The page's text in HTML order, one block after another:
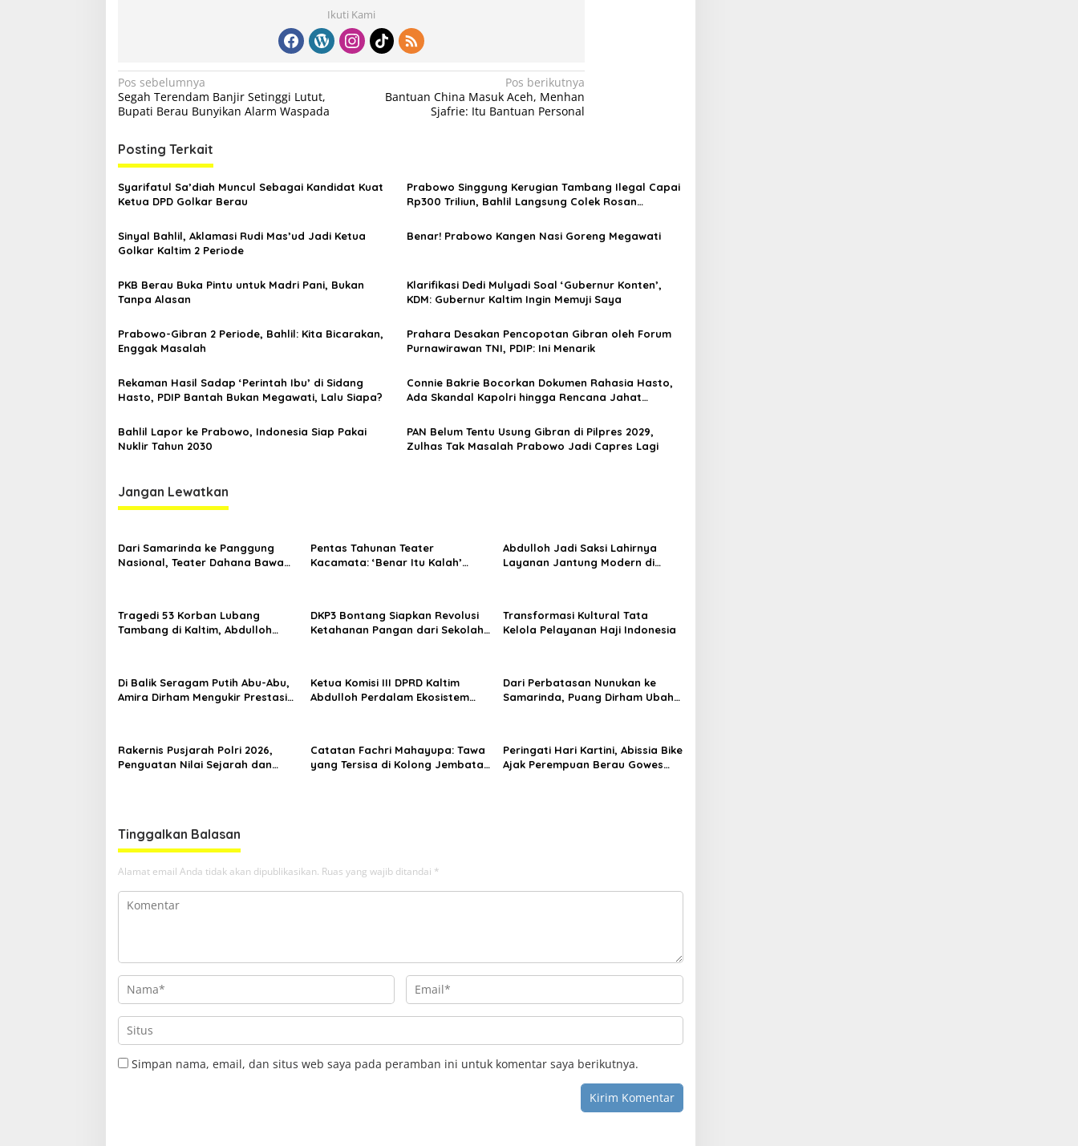
Ikuti Kami
N
a
i
g
a
i
o
s
Pos sebelumnya
Segah Terendam Banjir Setinggi Lutut,
Bupati Berau Bunyikan Alarm Waspada
Pos berikutnya
Bantuan China Masuk Aceh, Menhan
Sjafrie: Itu Bantuan Personal
Posting Terkait
Syarifatul Sa’diah Muncul Sebagai Kandidat Kuat
Ketua DPD Golkar Berau
Prabowo Singgung Kerugian Tambang Ilegal Capai
Rp300 Triliun, Bahlil Langsung Colek Rosan
Sinyal Bahlil, Aklamasi Rudi Mas’ud Jadi Ketua
Golkar Kaltim 2 Periode
Benar! Prabowo Kangen Nasi Goreng Megawati
PKB Berau Buka Pintu untuk Madri Pani, Bukan
Tanpa Alasan
Klarifikasi Dedi Mulyadi Soal ‘Gubernur Konten’,
KDM: Gubernur Kaltim Ingin Memuji Saya
Prabowo-Gibran 2 Periode, Bahlil: Kita Bicarakan,
Enggak Masalah
Prahara Desakan Pencopotan Gibran oleh Forum
Purnawirawan TNI, PDIP: Ini Menarik
Rekaman Hasil Sadap ‘Perintah Ibu’ di Sidang
Hasto, PDIP Bantah Bukan Megawati, Lalu Siapa?
Connie Bakrie Bocorkan Dokumen Rahasia Hasto,
Ada Skandal Kapolri hingga Rencana Jahat
Bahlil Lapor ke Prabowo, Indonesia Siap Pakai
Nuklir Tahun 2030
PAN Belum Tentu Usung Gibran di Pilpres 2029,
Zulhas Tak Masalah Prabowo Jadi Capres Lagi
Jangan Lewatkan
Dari Samarinda ke Panggung
Nasional, Teater Dahana Bawa
Pentas Tahunan Teater
Kacamata: ‘Benar Itu Kalah’
Abdulloh Jadi Saksi Lahirnya
Layanan Jantung Modern di
Tragedi 53 Korban Lubang
Tambang di Kaltim, Abdulloh
DKP3 Bontang Siapkan Revolusi
Ketahanan Pangan dari Sekolah,
Transformasi Kultural Tata
Kelola Pelayanan Haji Indonesia
Di Balik Seragam Putih Abu-Abu,
Amira Dirham Mengukir Prestasi
Ketua Komisi III DPRD Kaltim
Abdulloh Perdalam Ekosistem
Dari Perbatasan Nunukan ke
Samarinda, Puang Dirham Ubah
Rakernis Pusjarah Polri 2026,
Penguatan Nilai Sejarah dan
Catatan Fachri Mahayupa: Tawa
yang Tersisa di Kolong Jembatan
Peringati Hari Kartini, Abissia Bike
Ajak Perempuan Berau Gowes
Tinggalkan Balasan
Alamat email Anda tidak akan dipublikasikan. Ruas yang wajib ditandai *
Simpan nama, email, dan situs web saya pada peramban ini untuk komentar saya berikutnya.